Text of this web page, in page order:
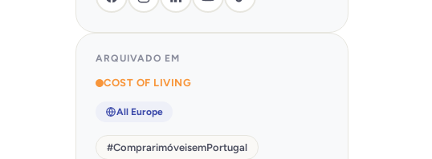
ARQUIVADO EM
COST OF LIVING
All Europe
#ComprarimóveisemPortugal